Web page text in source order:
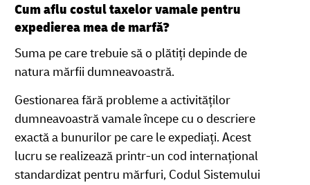
Cum aflu costul taxelor vamale pentru
expedierea mea de marfă?
Suma pe care trebuie să o plătiți depinde de
natura mărfii dumneavoastră.
Gestionarea fără probleme a activităților
dumneavoastră vamale începe cu o descriere
exactă a bunurilor pe care le expediați. Acest
lucru se realizează printr-un cod internațional
standardizat pentru mărfuri, Codul Sistemului